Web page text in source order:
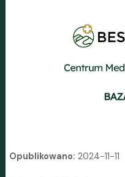
Opublikowano: 2024-11-11